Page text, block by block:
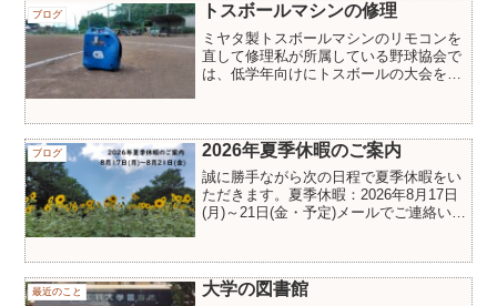
ブログ トスボールマシンの修理
ミヤタ製トスボールマシンのリモコンを
直して修理私が所属している野球協会で
は、低学年向けにトスボールの大会を毎
とができませんでした。リモコンを分解
してみると、かなり苦労し...
ブログ 2026年夏季休暇のご案内
誠に勝手ながら次の日程で夏季休暇をい
ただきます。夏季休暇：2026年8月17日
(月)～21日(金・予定)メールでご連絡いた
きました。
最近のこと 大学の図書館